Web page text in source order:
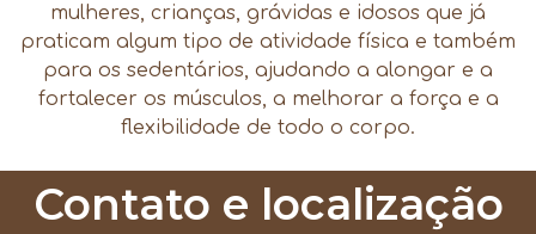
mulheres, crianças, grávidas e idosos que já
praticam algum tipo de atividade física e também
para os sedentários, ajudando a alongar e a
fortalecer os músculos, a melhorar a força e a
flexibilidade de todo o corpo.
Contato e localização